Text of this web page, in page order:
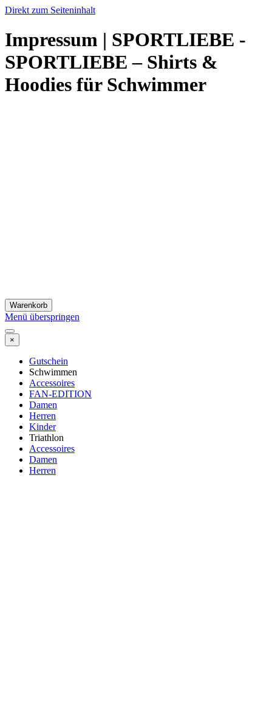
Direkt zum Seiteninhalt
Impressum | SPORTLIEBE -
SPORTLIEBE – Shirts &
Hoodies für Schwimmer
Warenkorb
Menü überspringen
×
Gutschein
Schwimmen
Accessoires
FAN-EDITION
Damen
Herren
Kinder
Triathlon
Accessoires
Damen
Herren